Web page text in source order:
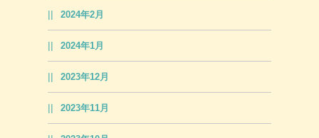
2024年2月
2024年1月
2023年12月
2023年11月